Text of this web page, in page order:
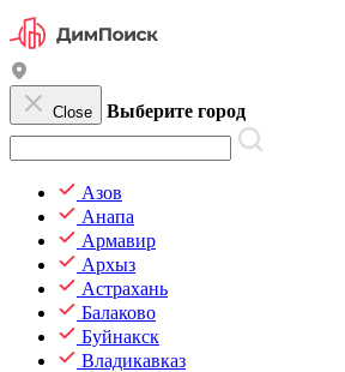
Close Выберите город
Азов
Анапа
Армавир
Архыз
Астрахань
Балаково
Буйнакск
Владикавказ